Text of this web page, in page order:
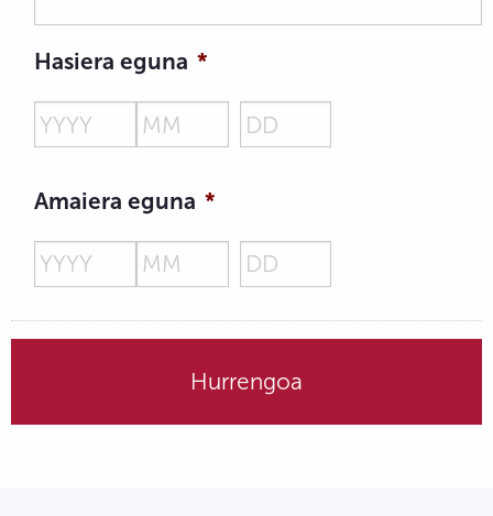
Hasiera eguna *
Amaiera eguna *
Year Month Day